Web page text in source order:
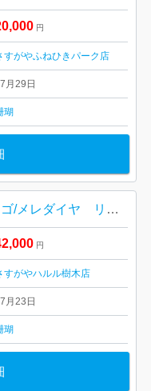
円
すがやふねひきパーク店
月29日
瑚
【Pt900 サンゴ/メレダイヤ リング】ハルル樹木店
円
すがやハルル樹木店
月23日
瑚